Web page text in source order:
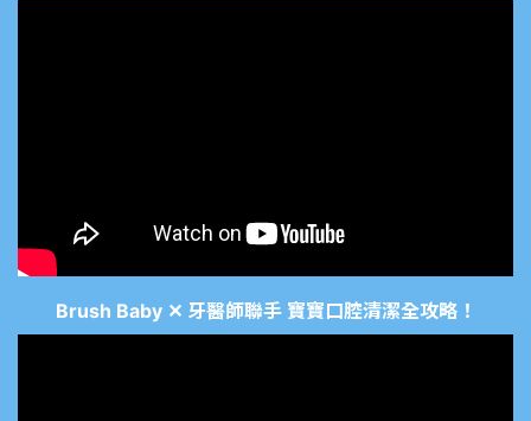
Brush Baby ✕ 牙醫師聯手 寶寶口腔清潔全攻略！